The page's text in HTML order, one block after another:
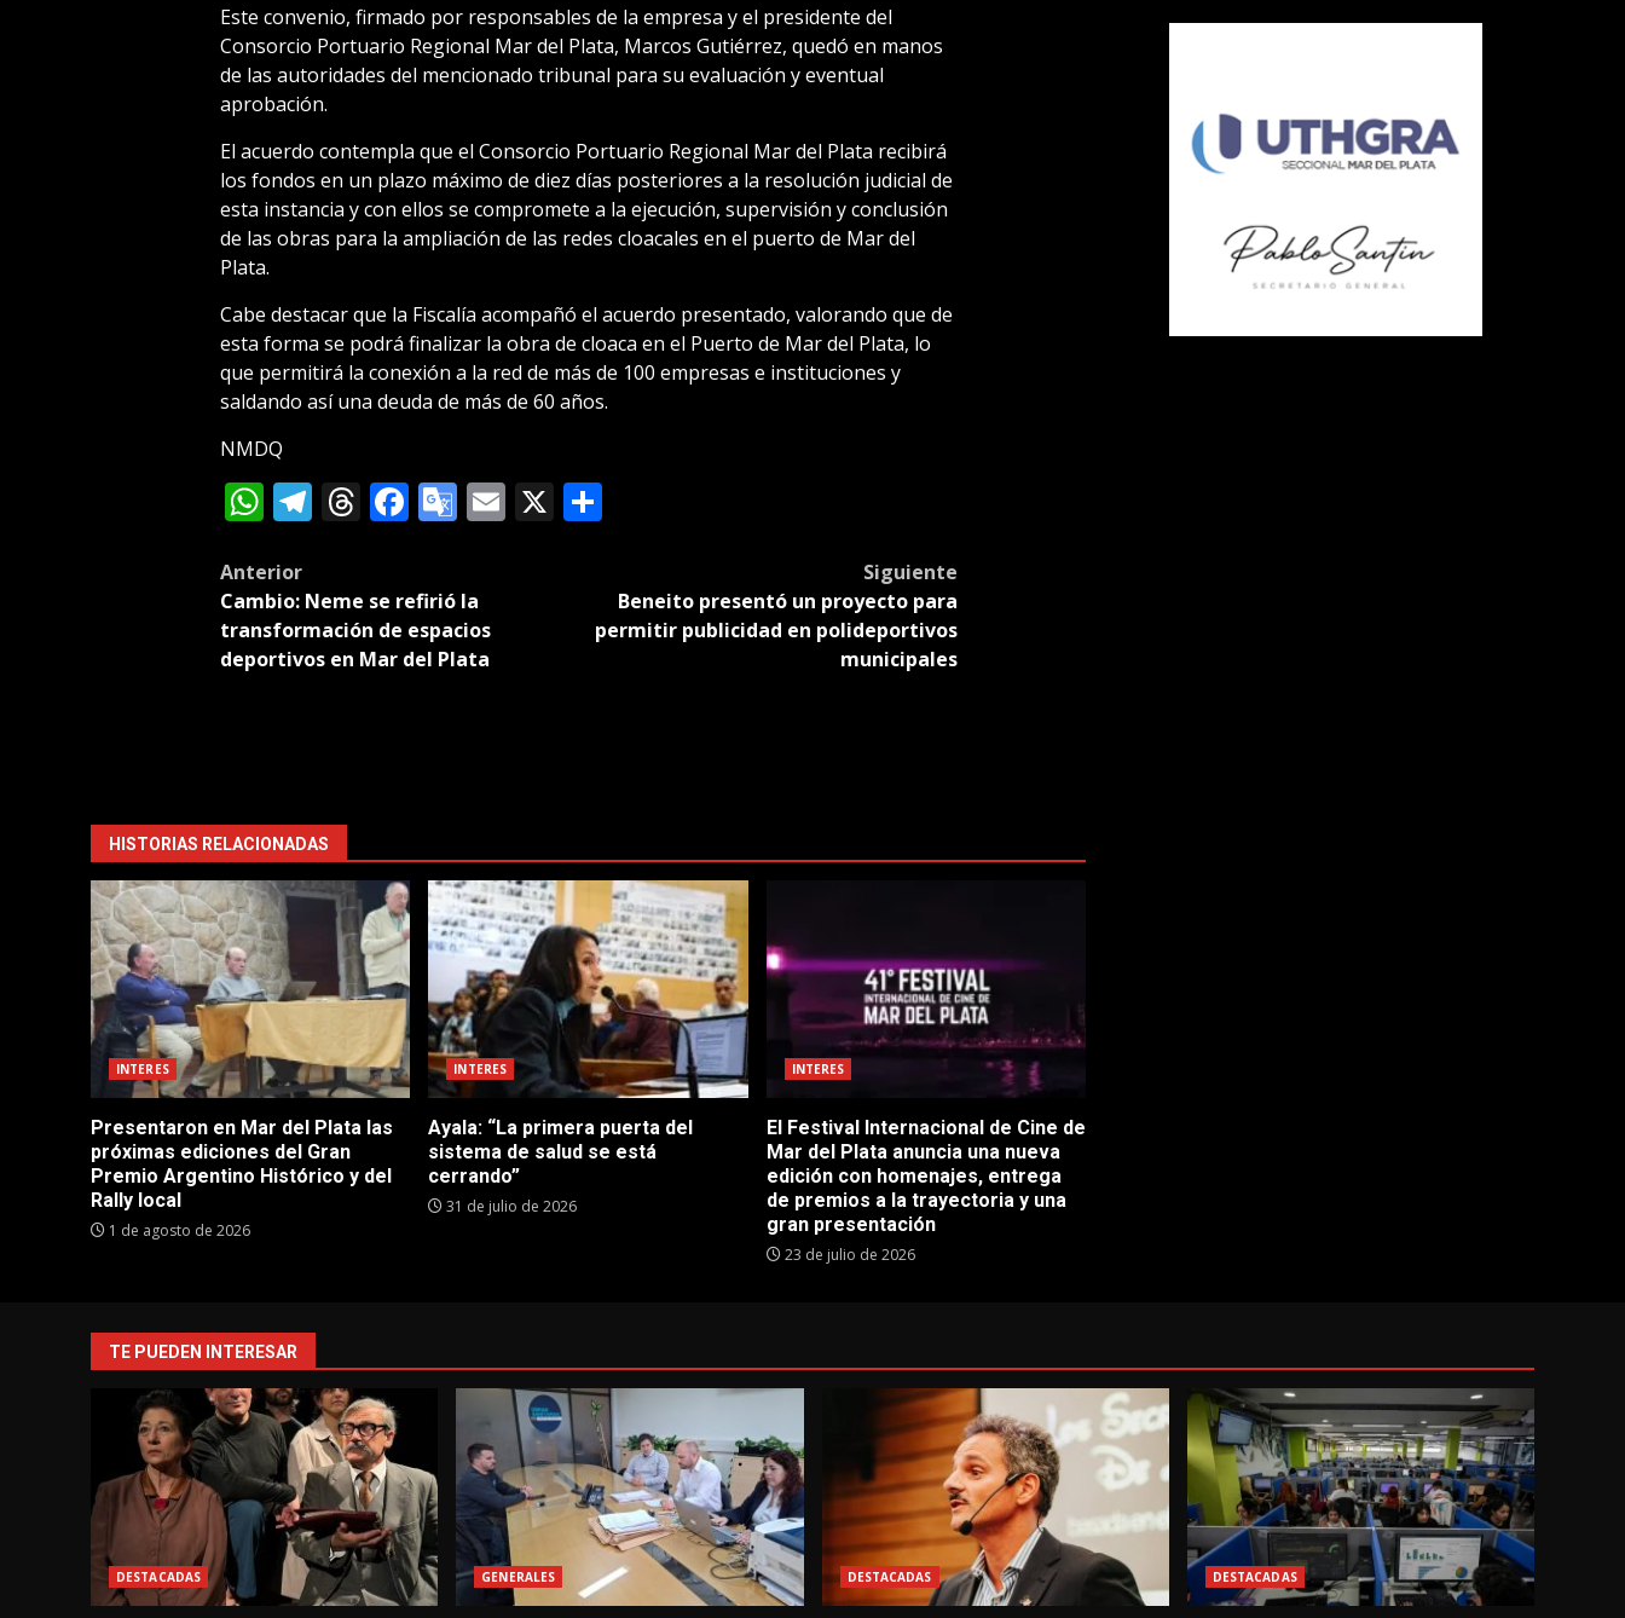
Este convenio, firmado por responsables de la empresa y el presidente del
Consorcio Portuario Regional Mar del Plata, Marcos Gutiérrez, quedó en manos
de las autoridades del mencionado tribunal para su evaluación y eventual
aprobación.
El acuerdo contempla que el Consorcio Portuario Regional Mar del Plata recibirá
los fondos en un plazo máximo de diez días posteriores a la resolución judicial de
esta instancia y con ellos se compromete a la ejecución, supervisión y conclusión
de las obras para la ampliación de las redes cloacales en el puerto de Mar del
Plata.
Cabe destacar que la Fiscalía acompañó el acuerdo presentado, valorando que de
esta forma se podrá finalizar la obra de cloaca en el Puerto de Mar del Plata, lo
que permitirá la conexión a la red de más de 100 empresas e instituciones y
saldando así una deuda de más de 60 años.
NMDQ
WhatsApp
Telegram
Threads
Facebook
Google
Email
X Compartir
Post
navigation
Anterior
Cambio: Neme se refirió la
transformación de espacios
deportivos en Mar del Plata
Siguiente
Beneito presentó un proyecto para
permitir publicidad en polideportivos
municipales
HISTORIAS RELACIONADAS
INTERES
Presentaron en Mar del Plata las
próximas ediciones del Gran
Premio Argentino Histórico y del
Rally local
1 de agosto de 2026
INTERES
Ayala: “La primera puerta del
sistema de salud se está
cerrando”
31 de julio de 2026
INTERES
El Festival Internacional de Cine de
Mar del Plata anuncia una nueva
edición con homenajes, entrega
de premios a la trayectoria y una
gran presentación
23 de julio de 2026
TE PUEDEN INTERESAR
DESTACADAS GENERALES DESTACADAS DESTACADAS